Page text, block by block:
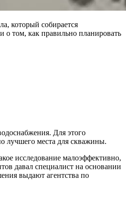
который собирается
о том, как правильно планировать
Для этого
лучшего места для скважины.
исследование малоэффективно,
давал специалист на основании
выдают агентства по